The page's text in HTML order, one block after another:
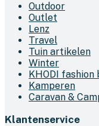
Outdoor
Outlet
Lenz
Travel
Tuin artikelen
Winter
KHODI fashion
Kamperen
Caravan &
Klantenservice